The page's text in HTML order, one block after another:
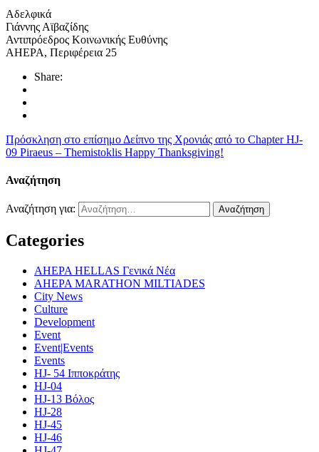
Αδελφικά
Γιάννης Αϊβαζίδης
Αντιπρόεδρος Κοινωνικής Ευθύνης
ΑΗΕΡΑ, Περιφέρεια 25
Share:
Πρόσκληση στο επίσημο Δείπνο της Χρονιάς από το Chapter HJ-
09 Piraeus – Themistoklis Happy Thanksgiving!
Αναζήτηση
Αναζήτηση για:
Categories
AHEPA HELLAS Γενικά Νέα
AHEPA MARATHON MILTIADES
City News
Culture
Development
Event
Event|Events
Events
HJ- 54 Ιπποκράτης
HJ-04
HJ-13 Βόλος
HJ-28
HJ-45
HJ-46